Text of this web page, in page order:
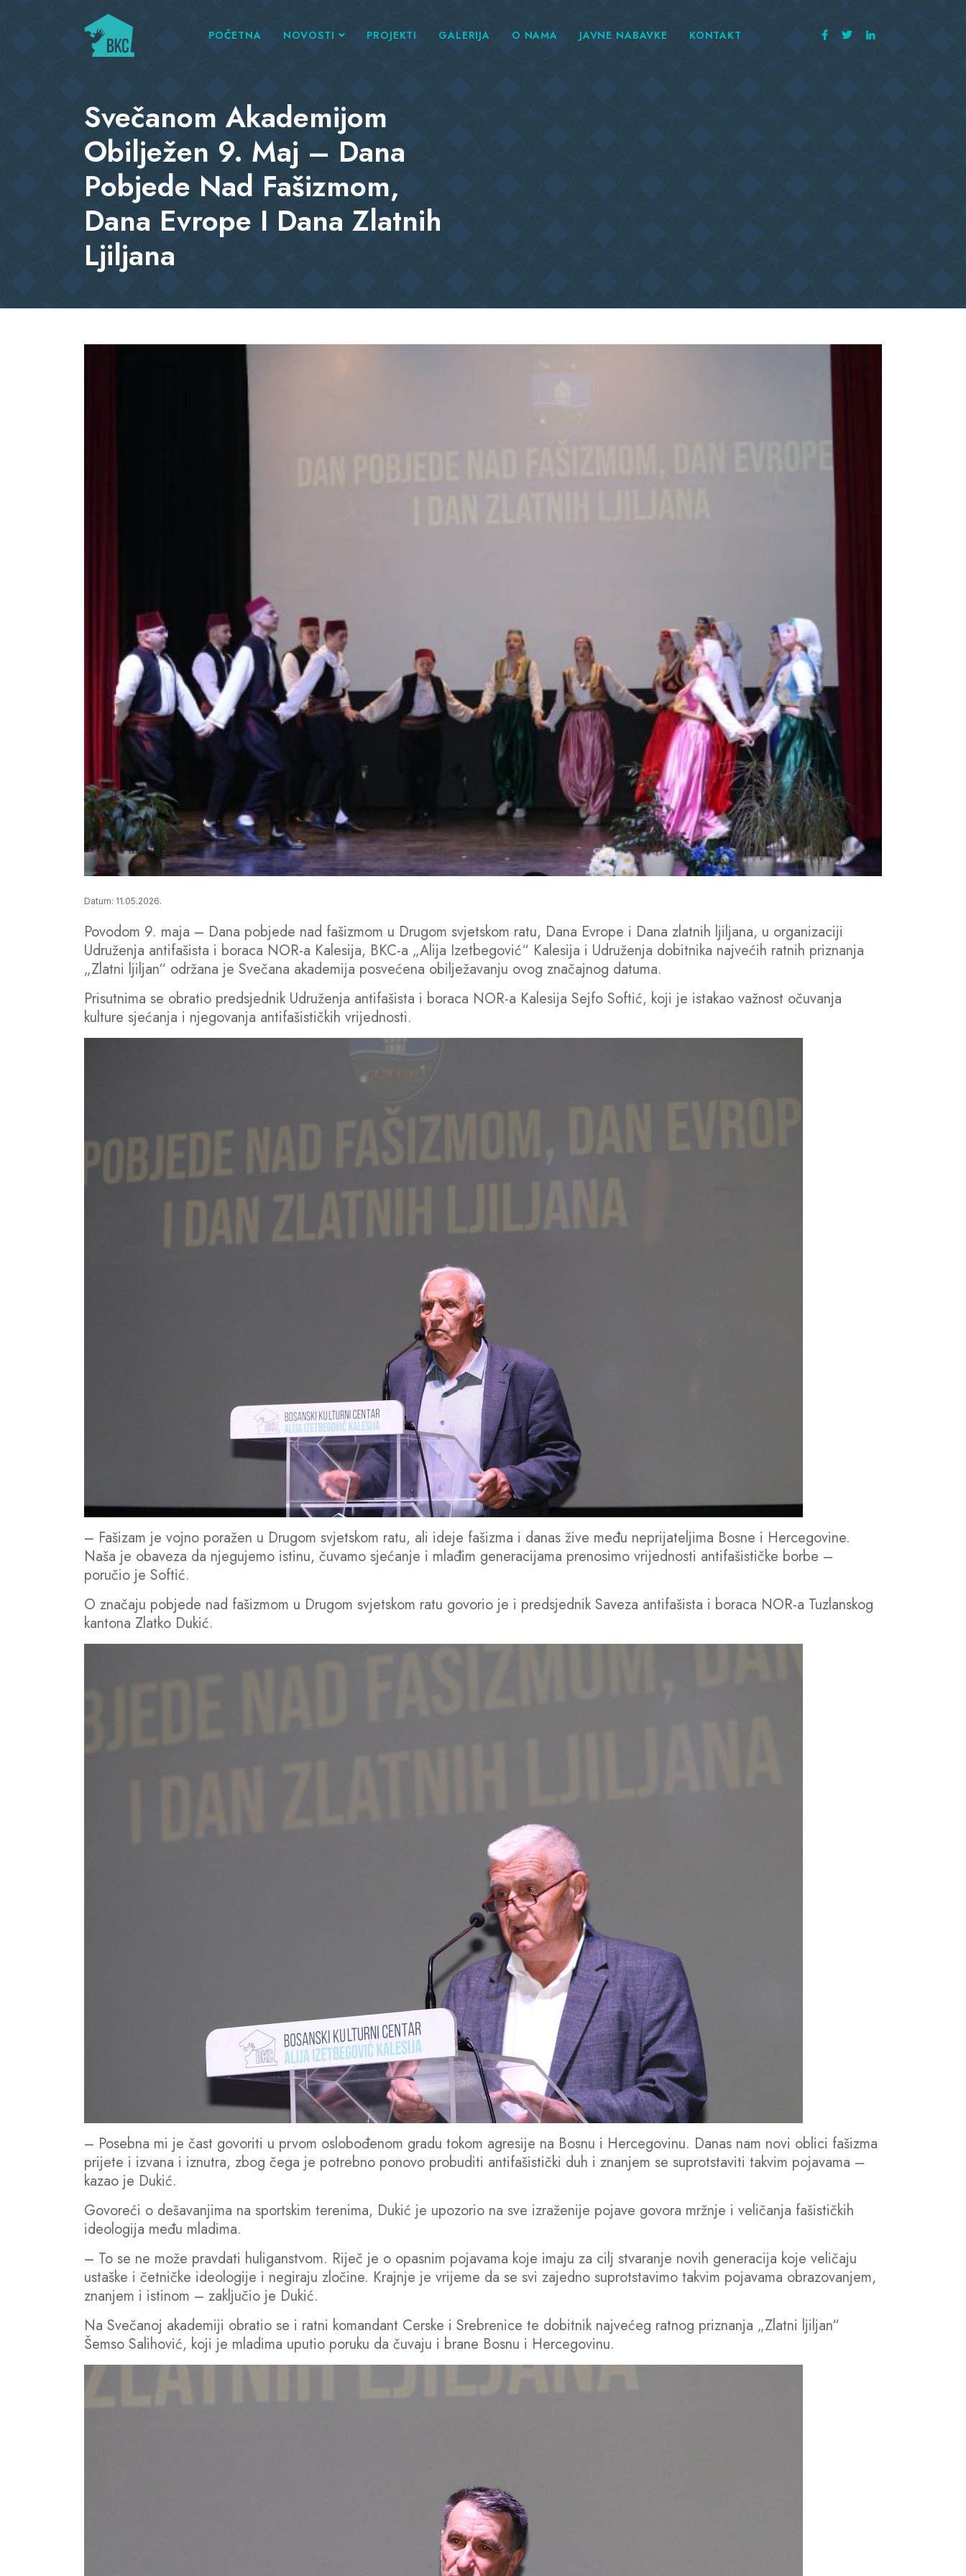
POČETNA NOVOSTI PROJEKTI GALERIJA O NAMA JAVNE NABAVKE KONTAKT
Svečanom Akademijom
Obilježen 9. Maj – Dana
Pobjede Nad Fašizmom,
Dana Evrope I Dana Zlatnih
Ljiljana
Datum: 11.05.2026.
Povodom 9. maja – Dana pobjede nad fašizmom u Drugom svjetskom ratu, Dana Evrope i Dana zlatnih ljiljana, u organizaciji
Udruženja antifašista i boraca NOR-a Kalesija, BKC-a „Alija Izetbegović“ Kalesija i Udruženja dobitnika najvećih ratnih priznanja
„Zlatni ljiljan“ održana je Svečana akademija posvećena obilježavanju ovog značajnog datuma.
Prisutnima se obratio predsjednik Udruženja antifašista i boraca NOR-a Kalesija Sejfo Softić, koji je istakao važnost očuvanja
kulture sjećanja i njegovanja antifašističkih vrijednosti.
– Fašizam je vojno poražen u Drugom svjetskom ratu, ali ideje fašizma i danas žive među neprijateljima Bosne i Hercegovine.
Naša je obaveza da njegujemo istinu, čuvamo sjećanje i mlađim generacijama prenosimo vrijednosti antifašističke borbe –
poručio je Softić.
O značaju pobjede nad fašizmom u Drugom svjetskom ratu govorio je i predsjednik Saveza antifašista i boraca NOR-a Tuzlanskog
kantona Zlatko Dukić.
– Posebna mi je čast govoriti u prvom oslobođenom gradu tokom agresije na Bosnu i Hercegovinu. Danas nam novi oblici fašizma
prijete i izvana i iznutra, zbog čega je potrebno ponovo probuditi antifašistički duh i znanjem se suprotstaviti takvim pojavama –
kazao je Dukić.
Govoreći o dešavanjima na sportskim terenima, Dukić je upozorio na sve izraženije pojave govora mržnje i veličanja fašističkih
ideologija među mladima.
– To se ne može pravdati huliganstvom. Riječ je o opasnim pojavama koje imaju za cilj stvaranje novih generacija koje veličaju
ustaške i četničke ideologije i negiraju zločine. Krajnje je vrijeme da se svi zajedno suprotstavimo takvim pojavama obrazovanjem,
znanjem i istinom – zaključio je Dukić.
Na Svečanoj akademiji obratio se i ratni komandant Cerske i Srebrenice te dobitnik najvećeg ratnog priznanja „Zlatni ljiljan“
Šemso Salihović, koji je mladima uputio poruku da čuvaju i brane Bosnu i Hercegovinu.